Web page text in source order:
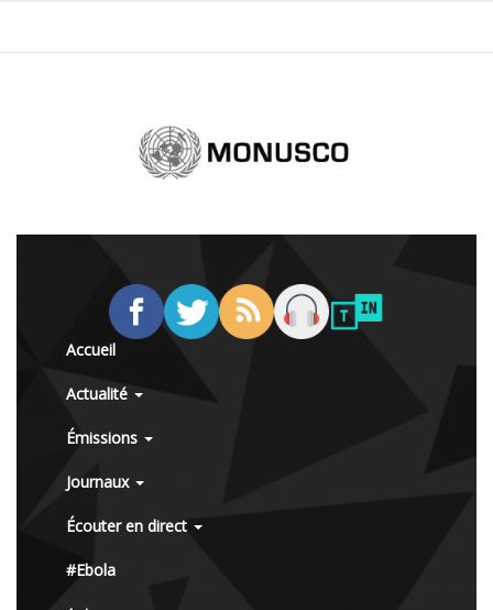
Accueil
Actualité
Émissions
Journaux
Écouter en direct
#Ebola